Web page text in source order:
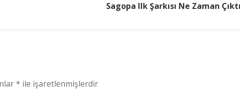
Sagopa Ilk Şarkısı Ne Zaman
* ile işaretlenmişlerdir